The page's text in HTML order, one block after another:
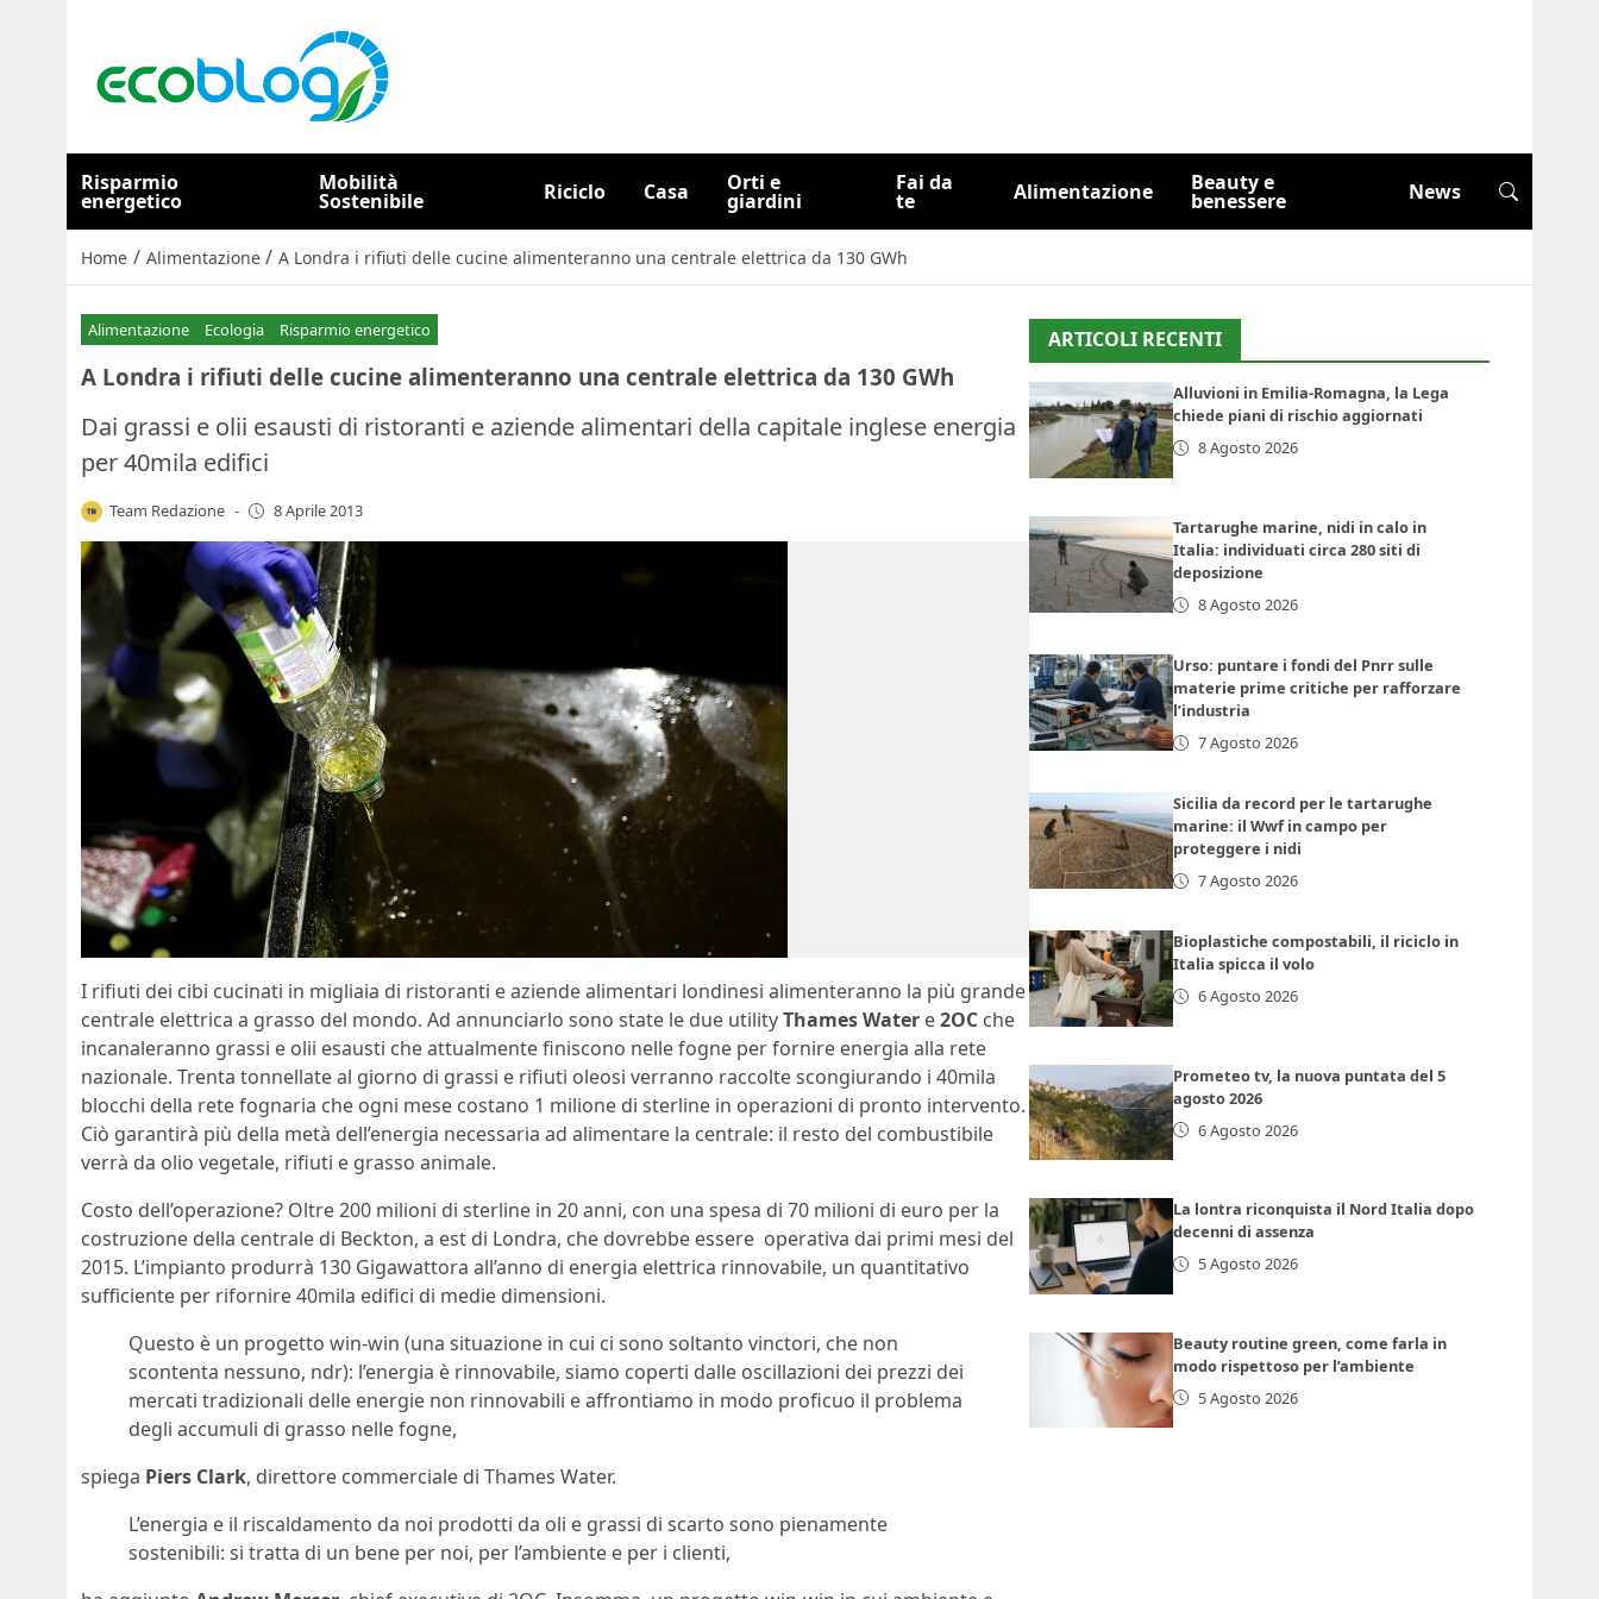
Risparmio
energetico
Mobilità
Sostenibile Riciclo Casa Orti e
giardini
Fai da
te Alimentazione Beauty e
benessere News
Home / Alimentazione / A Londra i rifiuti delle cucine alimenteranno una centrale elettrica da 130 GWh
Alimentazione Ecologia Risparmio energetico
A Londra i rifiuti delle cucine alimenteranno una centrale elettrica da 130 GWh
Dai grassi e olii esausti di ristoranti e aziende alimentari della capitale inglese energia
per 40mila edifici
Team Redazione - 8 Aprile 2013
I rifiuti dei cibi cucinati in migliaia di ristoranti e aziende alimentari londinesi alimenteranno la più grande
centrale elettrica a grasso del mondo. Ad annunciarlo sono state le due utilityThames Water e2OC che
incanaleranno grassi e olii esausti che attualmente finiscono nelle fogne per fornire energia alla rete
nazionale. Trenta tonnellate al giorno di grassi e rifiuti oleosi verranno raccolte scongiurando i 40mila
blocchi della rete fognaria che ogni mese costano 1 milione di sterline in operazioni di pronto intervento.
Ciò garantirà più della metà dell’energia necessaria ad alimentare la centrale: il resto del combustibile
verrà da olio vegetale, rifiuti e grasso animale.
Costo dell’operazione? Oltre 200 milioni di sterline in 20 anni, con una spesa di 70 milioni di euro per la
costruzione della centrale di Beckton, a est di Londra, che dovrebbe essere operativa dai primi mesi del
2015. L’impianto produrrà 130 Gigawattora all’anno di energia elettrica rinnovabile, un quantitativo
sufficiente per rifornire 40mila edifici di medie dimensioni.
Questo è un progetto win-win (una situazione in cui ci sono soltanto vinctori, che non
scontenta nessuno, ndr): l’energia è rinnovabile, siamo coperti dalle oscillazioni dei prezzi dei
mercati tradizionali delle energie non rinnovabili e affrontiamo in modo proficuo il problema
degli accumuli di grasso nelle fogne,
spiega Piers Clark, direttore commerciale di Thames Water.
L’energia e il riscaldamento da noi prodotti da oli e grassi di scarto sono pienamente
sostenibili: si tratta di un bene per noi, per l’ambiente e per i clienti,
ARTICOLI RECENTI
Alluvioni in Emilia-Romagna, la Lega
chiede piani di rischio aggiornati
8 Agosto 2026
Tartarughe marine, nidi in calo in
Italia: individuati circa 280 siti di
deposizione
8 Agosto 2026
Urso: puntare i fondi del Pnrr sulle
materie prime critiche per rafforzare
l’industria
7 Agosto 2026
Sicilia da record per le tartarughe
marine: il Wwf in campo per
proteggere i nidi
7 Agosto 2026
Bioplastiche compostabili, il riciclo in
Italia spicca il volo
6 Agosto 2026
Prometeo tv, la nuova puntata del 5
agosto 2026
6 Agosto 2026
La lontra riconquista il Nord Italia dopo
decenni di assenza
5 Agosto 2026
Beauty routine green, come farla in
modo rispettoso per l’ambiente
5 Agosto 2026